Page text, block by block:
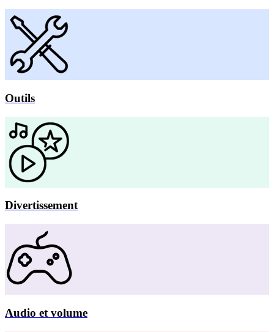
Outils
Divertissement
Audio et volume